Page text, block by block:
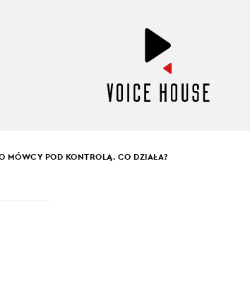
MÓWCY POD KONTROLĄ. CO DZIAŁA?